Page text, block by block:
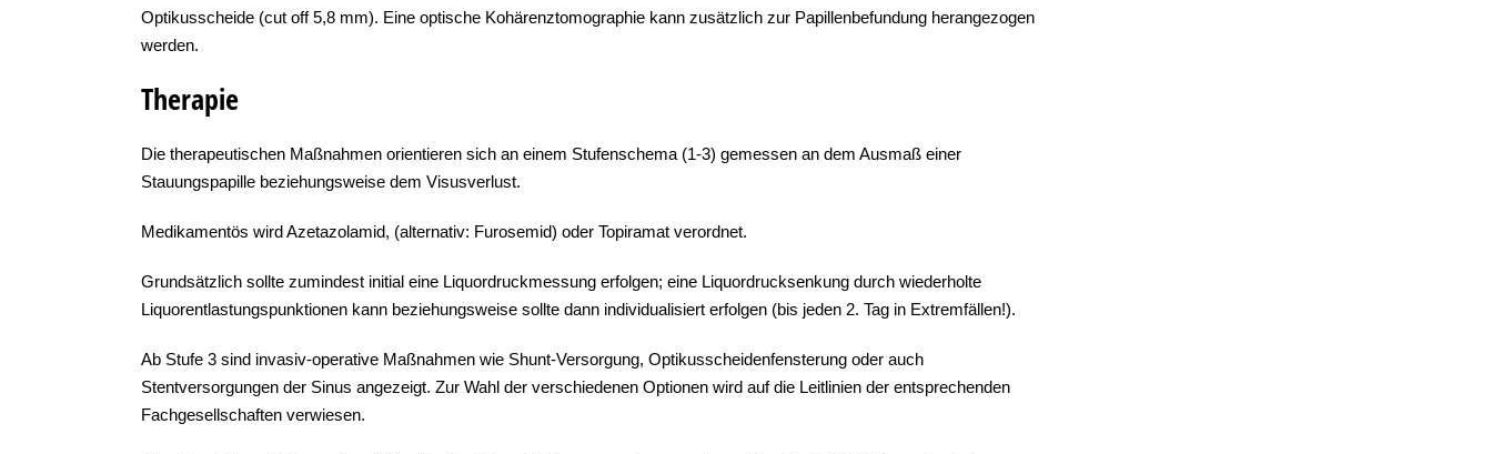
Optikusscheide (cut off 5,8 mm). Eine optische Kohärenztomographie kann zusätzlich zur Papillenbefundung herangezogen
werden.
Therapie
Die therapeutischen Maßnahmen orientieren sich an einem Stufenschema (1-3) gemessen an dem Ausmaß einer
Stauungspapille beziehungsweise dem Visusverlust.
Medikamentös wird Azetazolamid, (alternativ: Furosemid) oder Topiramat verordnet.
Grundsätzlich sollte zumindest initial eine Liquordruckmessung erfolgen; eine Liquordrucksenkung durch wiederholte
Liquorentlastungspunktionen kann beziehungsweise sollte dann individualisiert erfolgen (bis jeden 2. Tag in Extremfällen!).
Ab Stufe 3 sind invasiv-operative Maßnahmen wie Shunt-Versorgung, Optikusscheidenfensterung oder auch
Stentversorgungen der Sinus angezeigt. Zur Wahl der verschiedenen Optionen wird auf die Leitlinien der entsprechenden
Fachgesellschaften verwiesen.